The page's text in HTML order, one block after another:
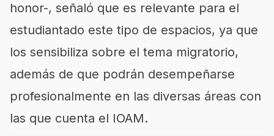
honor-, señaló que es relevante para el
estudiantado este tipo de espacios, ya que
los sensibiliza sobre el tema migratorio,
además de que podrán desempeñarse
profesionalmente en las diversas áreas con
las que cuenta el IOAM.